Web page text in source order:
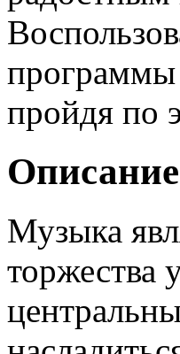
программы
пройдя по
Музыка
торжества